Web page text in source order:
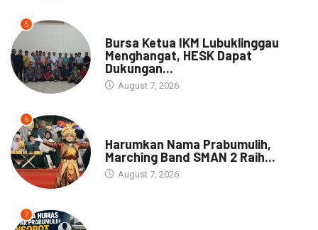
5
Bursa Ketua IKM Lubuklinggau
Menghangat, HESK Dapat
Dukungan...
August 7, 2026
6
Harumkan Nama Prabumulih,
Marching Band SMAN 2 Raih...
August 7, 2026
7